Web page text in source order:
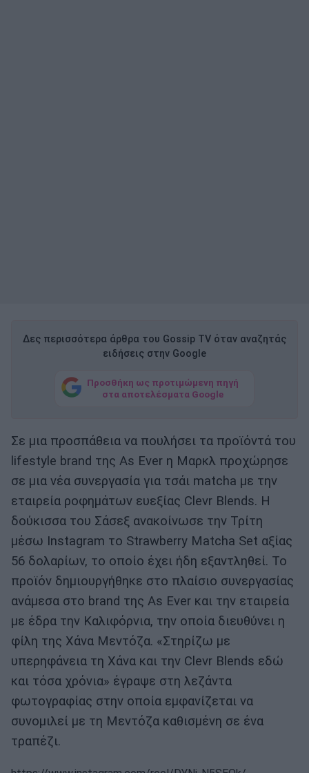
Δες περισσότερα άρθρα του Gossip TV όταν αναζητάς
ειδήσεις στην Google
Προσθήκη ως προτιμώμενη πηγή
στα αποτελέσματα Google
Σε μια προσπάθεια να πουλήσει τα προϊόντά του
lifestyle brand της As Ever η Μαρκλ προχώρησε
σε μια νέα συνεργασία για τσάι matcha με την
εταιρεία ροφημάτων ευεξίας Clevr Blends. Η
δούκισσα του Σάσεξ ανακοίνωσε την Τρίτη
μέσω Instagram το Strawberry Matcha Set αξίας
56 δολαρίων, το οποίο έχει ήδη εξαντληθεί. Το
προϊόν δημιουργήθηκε στο πλαίσιο συνεργασίας
ανάμεσα στο brand της As Ever και την εταιρεία
με έδρα την Καλιφόρνια, την οποία διευθύνει η
φίλη της Χάνα Μεντόζα. «Στηρίζω με
υπερηφάνεια τη Χάνα και την Clevr Blends εδώ
και τόσα χρόνια» έγραψε στη λεζάντα
φωτογραφίας στην οποία εμφανίζεται να
συνομιλεί με τη Μεντόζα καθισμένη σε ένα
τραπέζι.